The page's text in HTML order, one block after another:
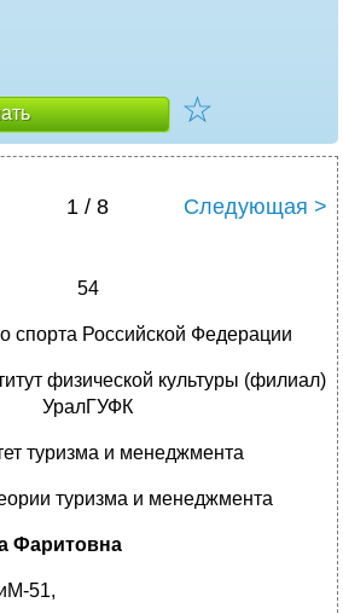
☆
1 / 8 Следующая >
54
спорта Российской Федерации
физической культуры (филиал)
УралГУФК
туризма и менеджмента
туризма и менеджмента
Фаритовна
51,